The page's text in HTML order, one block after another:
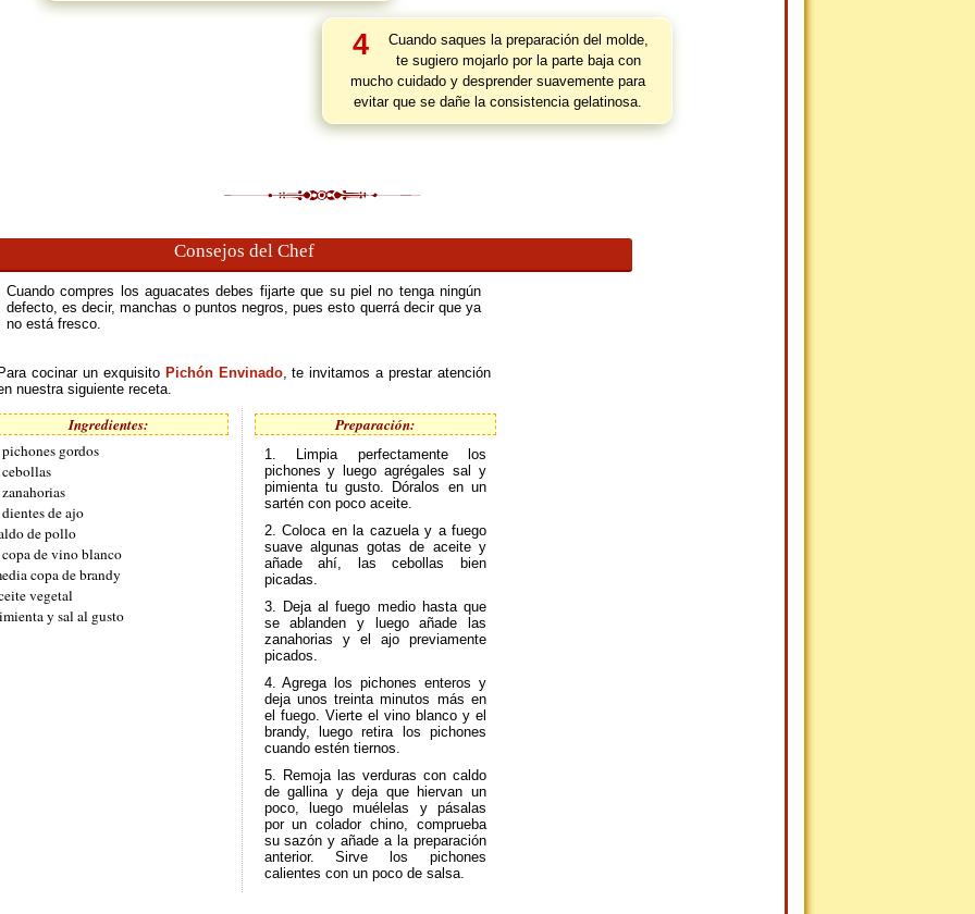
4
Cuando saques la preparación del molde,
te sugiero mojarlo por la parte baja con
mucho cuidado y desprender suavemente para
evitar que se dañe la consistencia gelatinosa.
Consejos del Chef
Cuando compres los aguacates debes fijarte que su piel no tenga ningún
defecto, es decir, manchas o puntos negros, pues esto querrá decir que ya
no está fresco.
cocinar un exquisito Pichón Envinado, te invitamos a prestar atención
nuestra siguiente receta.
Ingredientes:
gordos
de ajo
de pollo
de vino blanco
copa de brandy
vegetal
y sal al gusto
Preparación:
1. Limpia perfectamente los
pichones y luego agrégales sal y
pimienta tu gusto. Dóralos en un
sartén con poco aceite.
2. Coloca en la cazuela y a fuego
suave algunas gotas de aceite y
añade ahí, las cebollas bien
picadas.
3. Deja al fuego medio hasta que
se ablanden y luego añade las
zanahorias y el ajo previamente
picados.
4. Agrega los pichones enteros y
deja unos treinta minutos más en
el fuego. Vierte el vino blanco y el
brandy, luego retira los pichones
cuando estén tiernos.
5. Remoja las verduras con caldo
de gallina y deja que hiervan un
poco, luego muélelas y pásalas
por un colador chino, comprueba
su sazón y añade a la preparación
anterior. Sirve los pichones
calientes con un poco de salsa.